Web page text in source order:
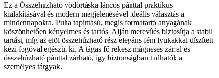
Ez a Összehuzható vödörtáska láncos pánttal praktikus
kialakításával és modern megjelenésével ideális választás a
mindennapokra. Puha tapintású, mégis formatartó anyagának
köszönhetően kényelmes és tartós. Alján merevítés biztosítja a stabil
tartást, míg az elöl összehúzható rész elegáns fém lyukakkal díszített
kézi fogóval egészül ki. A tágas fő rekesz mágneses zárral és
összehúzható pánttal zárható, így biztonságban tudhatók a
személyes tárgyak.